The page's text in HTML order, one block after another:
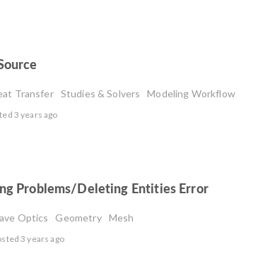
Transfer Studies & Solvers Modeling Workflow
3 years ago
Problems/deleting Entities Error
Optics Geometry Mesh
3 years ago